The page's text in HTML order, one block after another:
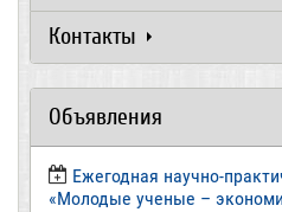
Контакты
Объявления
Ежегодная научно-
«Молодые ученые –